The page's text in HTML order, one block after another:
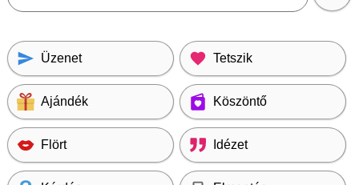
Üzenet Tetszik
Ajándék Köszöntő
Flört Idézet